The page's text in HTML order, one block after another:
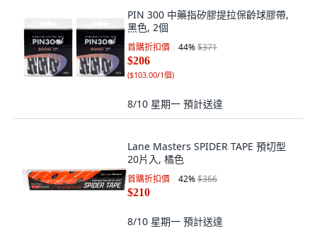
PIN 300 中藥指矽膠提拉保齡球膠帶,
黑色, 2個
首購折扣價 44%$371
$206
($103.00/1個)
8/10 星期一 預計送達
Lane Masters SPIDER TAPE 預切型
20片入, 橘色
首購折扣價 42%$366
$210
8/10 星期一 預計送達